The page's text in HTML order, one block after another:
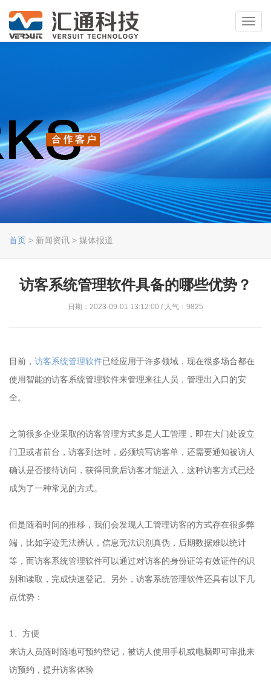
首页 > 新闻资讯 > 媒体报道
访客系统管理软件具备的哪些优势？
日期：2023-09-01 13:12:00 / 人气：9825
目前， 访客系统管理软件已经应用于许多领域，现在很多场合都在
使用智能的访客系统管理软件来管理来往人员，管理出入口的安
全。
之前很多企业采取的访客管理方式多是人工管理，即在大门处设立
门卫或者前台，访客到达时，必须填写访客单，还需要通知被访人
确认是否接待访问，获得同意后访客才能进入，这种访客方式已经
成为了一种常见的方式。
但是随着时间的推移，我们会发现人工管理访客的方式存在很多弊
端，比如字迹无法辨认，信息无法识别真伪，后期数据难以统计
等，而访客系统管理软件可以通过对访客的身份证等有效证件的识
别和读取，完成快速登记。另外，访客系统管理软件还具有以下几
点优势：
1、方便
来访人员随时随地可预约登记，被访人使用手机或电脑即可审批来
访预约，提升访客体验